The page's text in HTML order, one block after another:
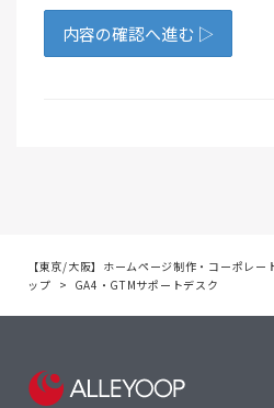
【東京/大阪】ホームページ制作・コーポレ
ップ
GA4・GTMサポートデスク